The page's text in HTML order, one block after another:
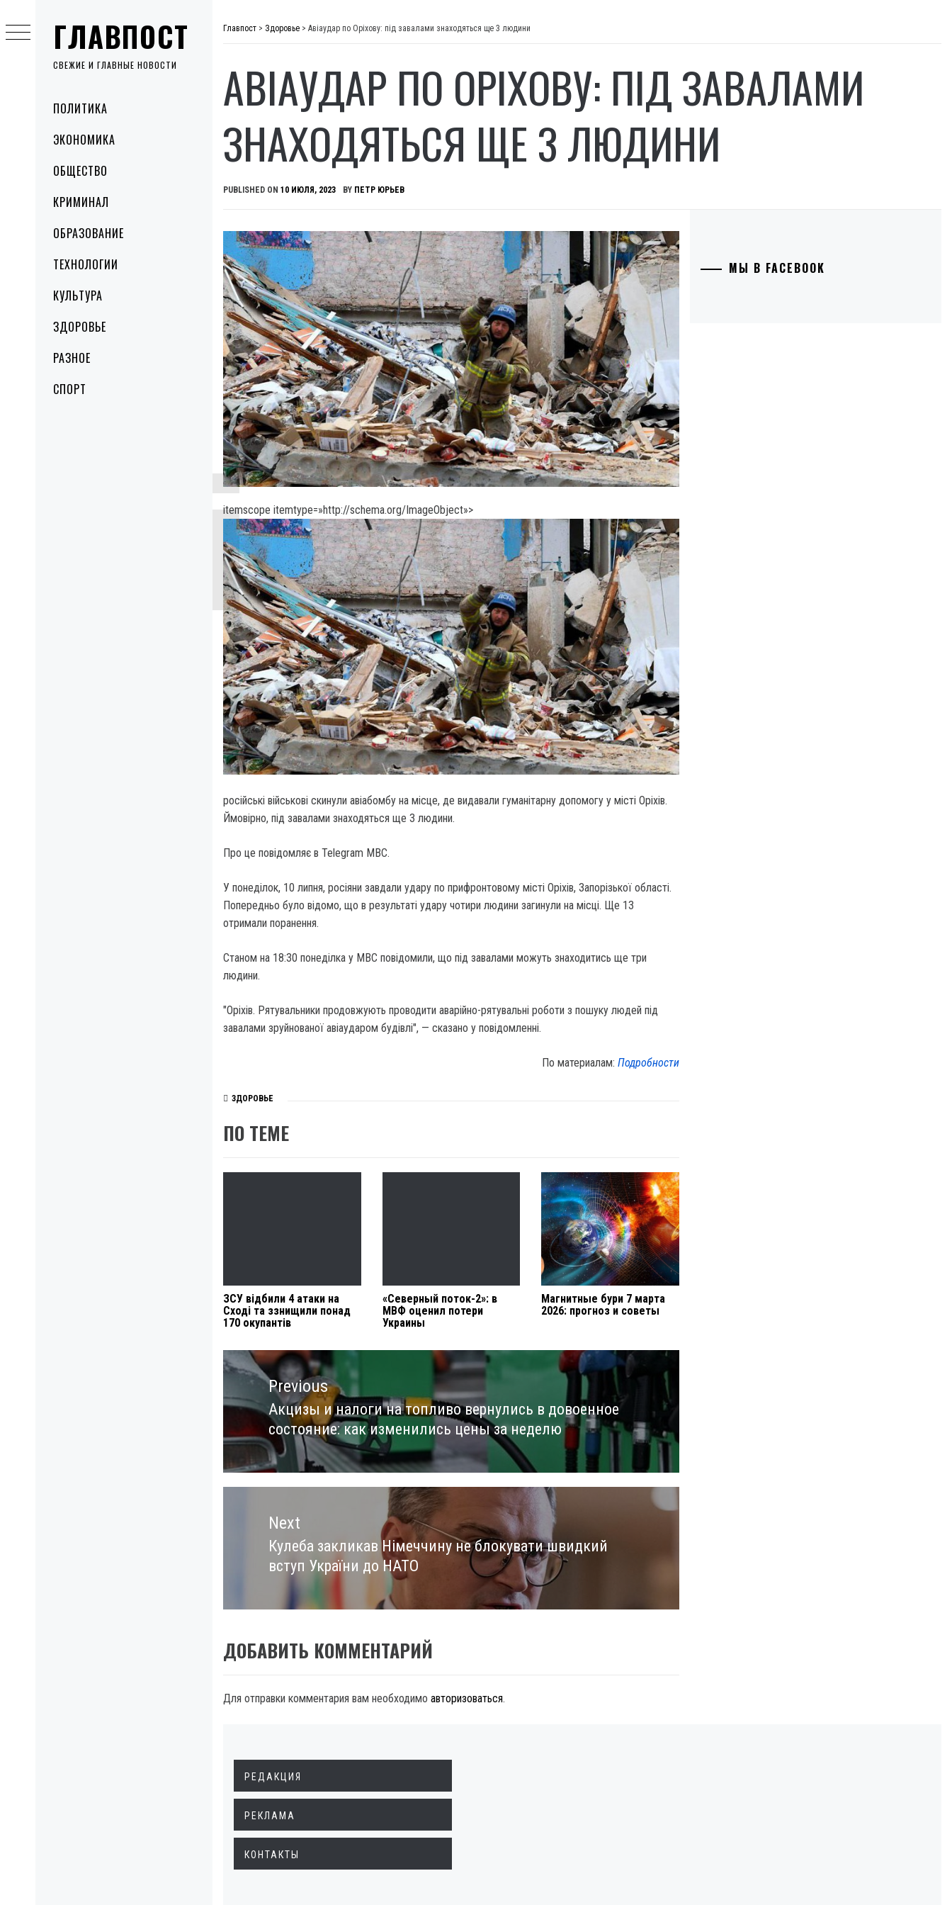
ГЛАВПОСТ
СВЕЖИЕ И ГЛАВНЫЕ НОВОСТИ
MenuПОЛИТИКА
ЭКОНОМИКА
ОБЩЕСТВО
КРИМИНАЛ
ОБРАЗОВАНИЕ
ТЕХНОЛОГИИ
КУЛЬТУРА
ЗДОРОВЬЕ
РАЗНОЕ
СПОРТ
to
content
Главпост > Здоровье > Авіаудар по Оріхову: під завалами знаходяться ще 3 людини
АВІАУДАР ПО ОРІХОВУ: ПІД ЗАВАЛАМИ
ЗНАХОДЯТЬСЯ ЩЕ 3 ЛЮДИНИ
PUBLISHED ON 10 ИЮЛЯ, 2023 BY ПЕТР ЮРЬЕВ
itemscope itemtype=»http://schema.org/ImageObject»>
російські військові скинули авіабомбу на місце, де видавали гуманітарну допомогу у місті Оріхів.
Ймовірно, під завалами знаходяться ще 3 людини.
Про це повідомляє в Telegram МВС.
У понеділок, 10 липня, росіяни завдали удару по прифронтовому місті Оріхів, Запорізької області.
Попередньо було відомо, що в результаті удару чотири людини загинули на місці. Ще 13
отримали поранення.
Станом на 18:30 понеділка у МВС повідомили, що під завалами можуть знаходитись ще три
людини.
"Оріхів. Рятувальники продовжують проводити аварійно-рятувальні роботи з пошуку людей під
завалами зруйнованої авіаударом будівлі", — сказано у повідомленні.
По материалам:Подробности
ЗДОРОВЬЕ
ПО ТЕМЕ
ЗСУ відбили 4 атаки на
Сході та ззнищили понад
170 окупантів
«Северный поток-2»: в
МВФ оценил потери
Украины
Магнитные бури 7 марта
2026: прогноз и советы
Навигация
по
записямPrevious
Previous
post:
Акцизы и налоги на топливо вернулись в довоенное
состояние: как изменились цены за неделю
Next
Next
post:
Кулеба закликав Німеччину не блокувати швидкий
вступ України до НАТО
ДОБАВИТЬ КОММЕНТАРИЙ
Для отправки комментария вам необходимо авторизоваться.
МЫ В FACEBOOK
РЕДАКЦИЯ
РЕКЛАМА
КОНТАКТЫ